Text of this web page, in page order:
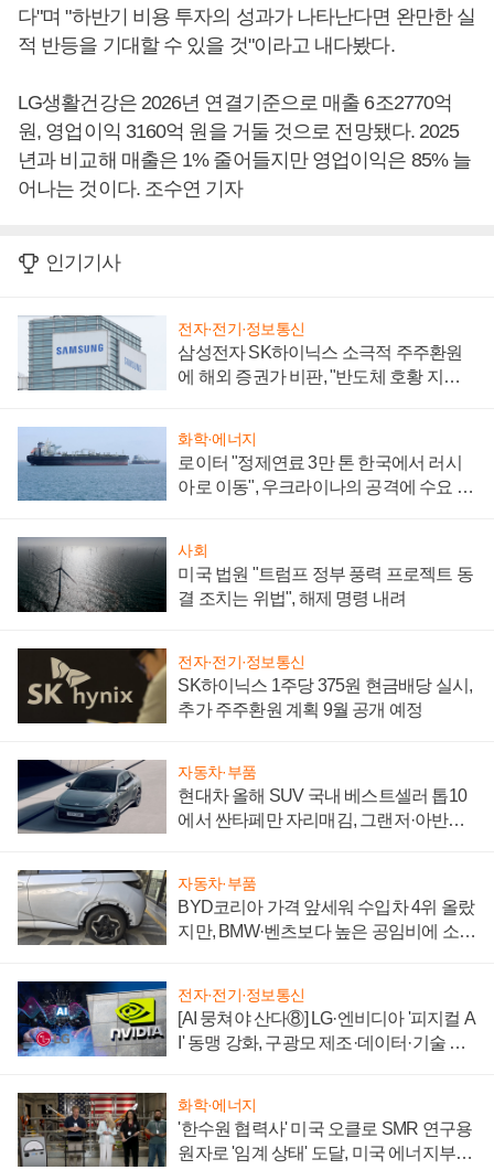
다"며 "하반기 비용 투자의 성과가 나타난다면 완만한 실
적 반등을 기대할 수 있을 것"이라고 내다봤다.
LG생활건강은 2026년 연결기준으로 매출 6조2770억
원, 영업이익 3160억 원을 거둘 것으로 전망됐다. 2025
년과 비교해 매출은 1% 줄어들지만 영업이익은 85% 늘
어나는 것이다. 조수연 기자
인기기사
전자·전기·정보통신
삼성전자 SK하이닉스 소극적 주주환원
에 해외 증권가 비판, "반도체 호황 지속
화학·에너지
로이터 "정제연료 3만 톤 한국에서 러시
아로 이동", 우크라이나의 공격에 수요 늘
사회
미국 법원 "트럼프 정부 풍력 프로젝트 동
결 조치는 위법", 해제 명령 내려
전자·전기·정보통신
SK하이닉스 1주당 375원 현금배당 실시,
추가 주주환원 계획 9월 공개 예정
자동차·부품
현대차 올해 SUV 국내 베스트셀러 톱10
에서 싼타페만 자리매김, 그랜저·아반떼
자동차·부품
BYD코리아 가격 앞세워 수입차 4위 올랐
지만, BMW·벤츠보다 높은 공임비에 소비
전자·전기·정보통신
[AI 뭉쳐야 산다⑧] LG·엔비디아 '피지컬 A
I' 동맹 강화, 구광모 제조·데이터·기술 결
화학·에너지
'한수원 협력사' 미국 오클로 SMR 연구용
원자로 '임계 상태' 도달, 미국 에너지부